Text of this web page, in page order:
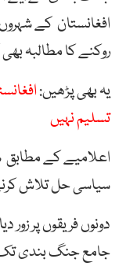
افغانستان کے
روکنے کا مطالبہ
یہ بھی پڑھیں:
تسلیم نہیں
اعلامیے کے مطابق
سیاسی حل تلاش
دونوں فریقوں پر زور
جامع جنگ بندی تک